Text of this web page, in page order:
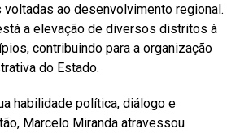
ao desenvolvimento regional.
a elevação de diversos distritos à
contribuindo para a organização
do Estado.
habilidade política, diálogo e
Marcelo Miranda atravessou